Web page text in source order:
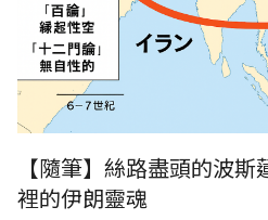
【隨筆】絲路盡頭的波
裡的伊朗靈魂